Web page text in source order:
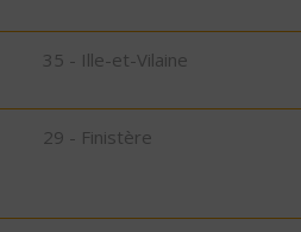
35 - Ille-et-Vilaine
29 - Finistère